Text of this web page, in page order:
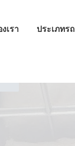
เรา ประเภทรถ